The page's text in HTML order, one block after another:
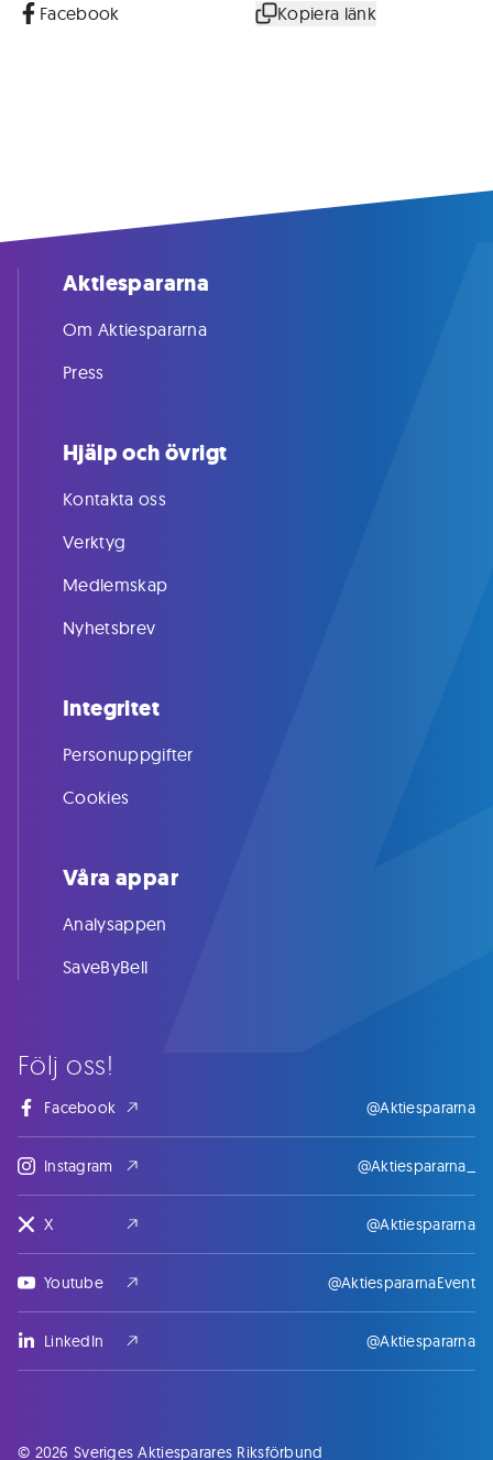
Facebook Kopiera länk
Följ oss!
Facebook @Aktiespararna
Instagram @Aktiespararna_
X @Aktiespararna
Youtube @AktiespararnaEvent
LinkedIn @Aktiespararna
Aktiespararna
Om Aktiespararna
Press
Hjälp och övrigt
Kontakta oss
Verktyg
Medlemskap
Nyhetsbrev
Integritet
Personuppgifter
Cookies
Våra appar
Analysappen
SaveByBell
© 2026 Sveriges Aktiesparares Riksförbund